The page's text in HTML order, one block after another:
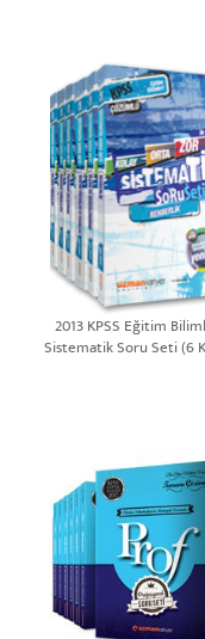
2013 KPSS Eğitim
Sistematik Soru Seti (6